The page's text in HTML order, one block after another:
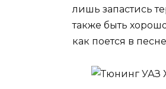
лишь запастись
также быть
как поется в